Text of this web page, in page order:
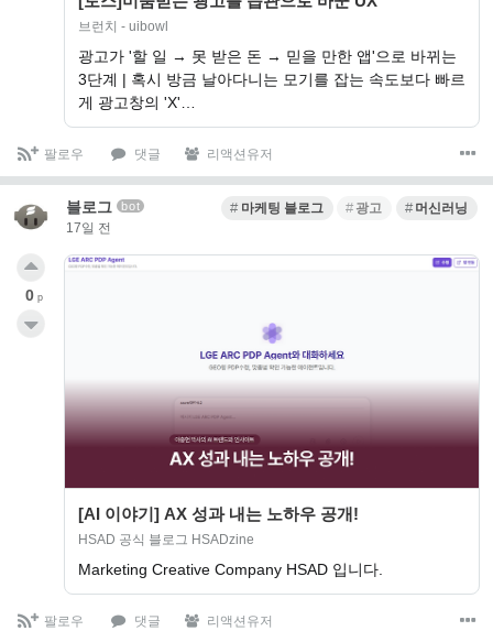
브런치 - uibowl
광고가 '할 일 → 못 받은 돈 → 믿을 만한 앱'으로 바뀌는
3단계 | 혹시 방금 날아다니는 모기를 잡는 속도보다 빠르
게 광고창의 'X'…
팔로우 댓글 리액션유저
블로그 bot
17일 전
마케팅 블로그 광고 머신러닝
[AI 이야기] AX 성과 내는 노하우 공개!
HSAD 공식 블로그 HSADzine
Marketing Creative Company HSAD 입니다.
0 p
팔로우 댓글 리액션유저